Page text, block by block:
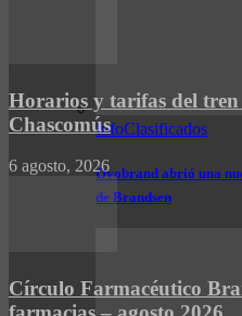
InfoClasificados
Ovobrand abrió una
de Brandsen
Horarios y tarifas del
Chascomús
6 agosto, 2026
Círculo Farmacéutico